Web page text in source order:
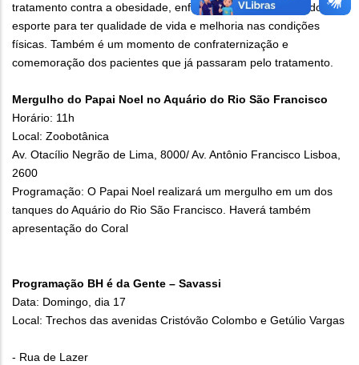
tratamento contra a obesidade, enfatizando a importância do
esporte para ter qualidade de vida e melhoria nas condições
físicas. Também é um momento de confraternização e
comemoração dos pacientes que já passaram pelo tratamento.
Mergulho do Papai Noel no Aquário do Rio São Francisco
Horário: 11h
Local: Zoobotânica
Av. Otacílio Negrão de Lima, 8000/ Av. Antônio Francisco Lisboa,
2600
Programação: O Papai Noel realizará um mergulho em um dos
tanques do Aquário do Rio São Francisco. Haverá também
apresentação do Coral
Programação BH é da Gente – Savassi
Data: Domingo, dia 17
Local: Trechos das avenidas Cristóvão Colombo e Getúlio Vargas
- Rua de Lazer